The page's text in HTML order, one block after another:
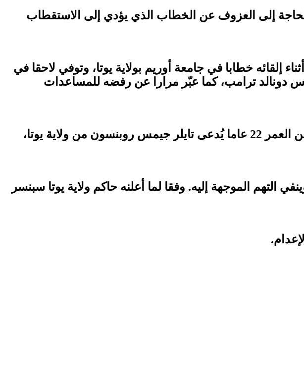
إلى العزوف عن الخطاب الذي يؤدي إلى الاستقطاب
تشارلي كيرك البالغ من العمر 31 عاما، في 10 سبتمبر، أثناء إلقائه خطابا في جامعة أوريم بولاية يوتا، وتوفي لاحقا في
دونالد ترامب، كما عبّر مرارا عن رفضه للمساعدات
وألقت السلطات القبض على المشتبه به في تنفيذ الجريمة، وهو شاب يبلغ من العمر 22 عاما يُدعى تايلر جيمس روبنسون من ولاية يوتا،
الموجهة إليه. وفقا لما أعلنه حاكم ولاية يوتا سبنسر